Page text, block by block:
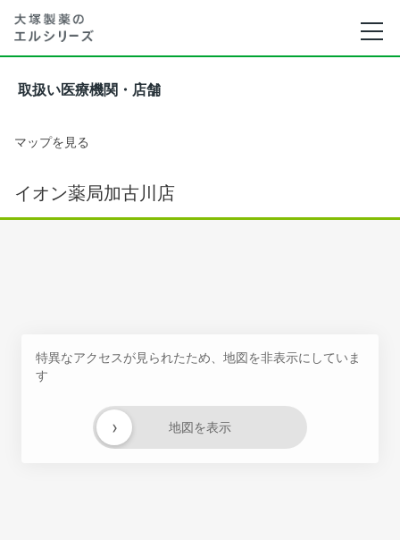
取扱い医療機関・店舗
マップを見る
イオン薬局加古川店
特異なアクセスが見られたため、地図を非表示にしていま
す
地図を表示
›